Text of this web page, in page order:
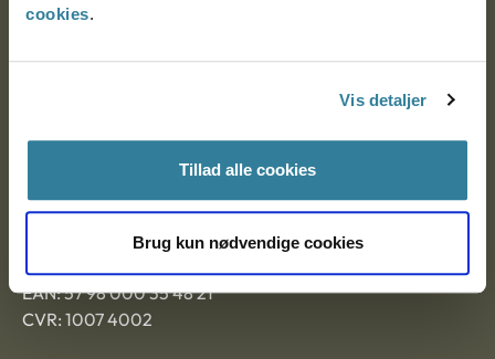
cookies.
Vis detaljer
Tillad alle cookies
Brug kun nødvendige cookies
9000 Aalborg
Ankestyrelsen Aalborg
Ankestyrelsen København
EAN: 57 98 000 35 48 21
CVR: 1007 4002